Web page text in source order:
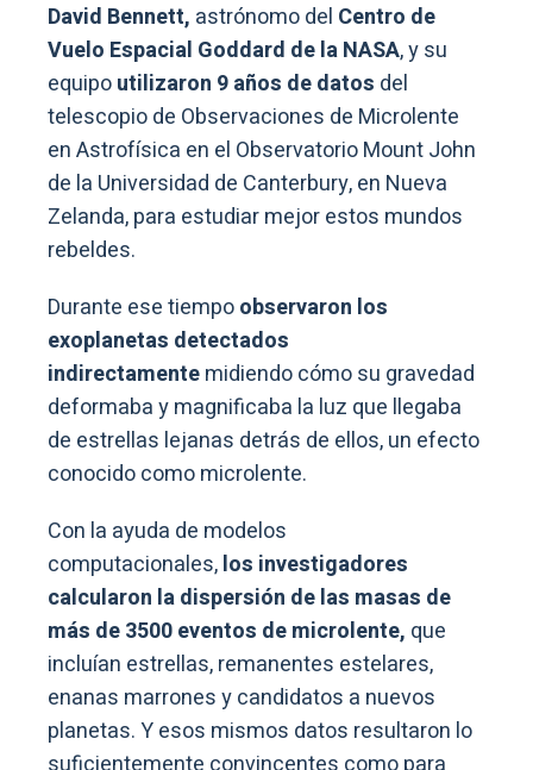
David Bennett, astrónomo del Centro de
Vuelo Espacial Goddard de la NASA, y su
equipoutilizaron 9 años de datos del
telescopio de Observaciones de Microlente
en Astrofísica en el Observatorio Mount John
de la Universidad de Canterbury, en Nueva
Zelanda, para estudiar mejor estos mundos
rebeldes.
Durante ese tiempoobservaron los
exoplanetas detectados
indirectamentemidiendo cómo su gravedad
deformaba y magnificaba la luz que llegaba
de estrellas lejanas detrás de ellos, un efecto
conocido como microlente.
Con la ayuda de modelos
computacionales,los investigadores
calcularon la dispersión de las masas de
más de 3500 eventos de microlente, que
incluían estrellas, remanentes estelares,
enanas marrones y candidatos a nuevos
planetas. Y esos mismos datos resultaron lo